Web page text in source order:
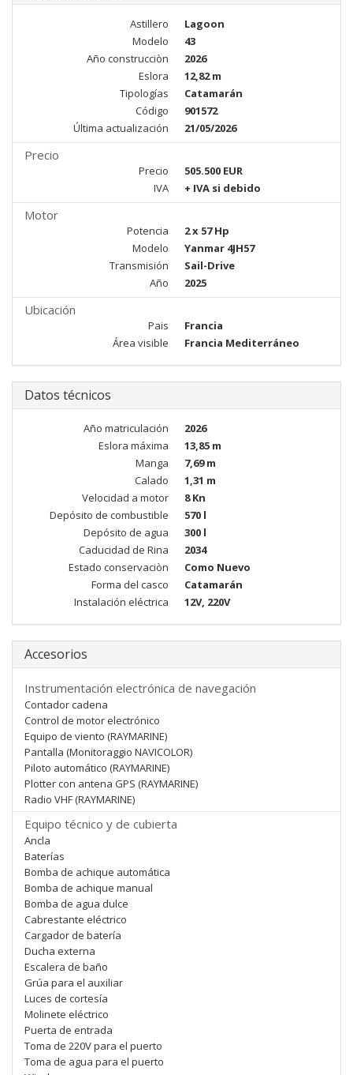
Astillero
Lagoon
Modelo
43
Año construcciòn
2026
Eslora
12,82 m
Tipologías
Catamarán
Código
901572
Última actualización
21/05/2026
Precio
Precio
505.500 EUR
IVA
+ IVA si debido
Motor
Potencia
2 x 57 Hp
Modelo
Yanmar 4JH57
Transmisión
Sail-Drive
Año
2025
Ubicación
Pais
Francia
Área visible
Francia Mediterráneo
Datos técnicos
Año matriculación
2026
Eslora máxima
13,85 m
Manga
7,69 m
Calado
1,31 m
Velocidad a motor
8 Kn
Depósito de combustible
570 l
Depósito de agua
300 l
Caducidad de Rina
2034
Estado conservaciòn
Como Nuevo
Forma del casco
Catamarán
Instalación eléctrica
12V, 220V
Accesorios
Instrumentación electrónica de navegación
Contador cadena
Control de motor electrónico
Equipo de viento (RAYMARINE)
Pantalla (Monitoraggio NAVICOLOR)
Piloto automático (RAYMARINE)
Plotter con antena GPS (RAYMARINE)
Radio VHF (RAYMARINE)
Equipo técnico y de cubierta
Ancla
Baterías
Bomba de achique automática
Bomba de achique manual
Bomba de agua dulce
Cabrestante eléctrico
Cargador de batería
Ducha externa
Escalera de baño
Grúa para el auxiliar
Luces de cortesía
Molinete eléctrico
Puerta de entrada
Toma de 220V para el puerto
Toma de agua para el puerto